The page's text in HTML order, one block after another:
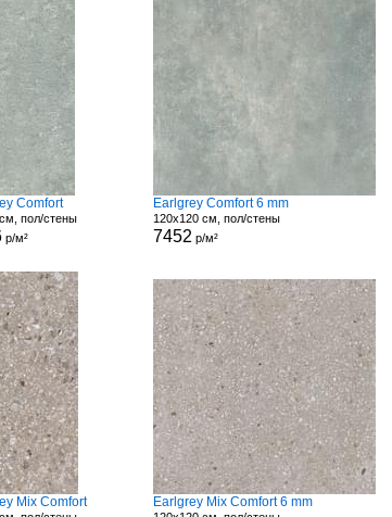
Comfort
пол/стены
р/м²
Earlgrey Comfort 6 mm
120x120 см, пол/стены
7452 р/м²
Mix Comfort Earlgrey Mix Comfort 6 mm